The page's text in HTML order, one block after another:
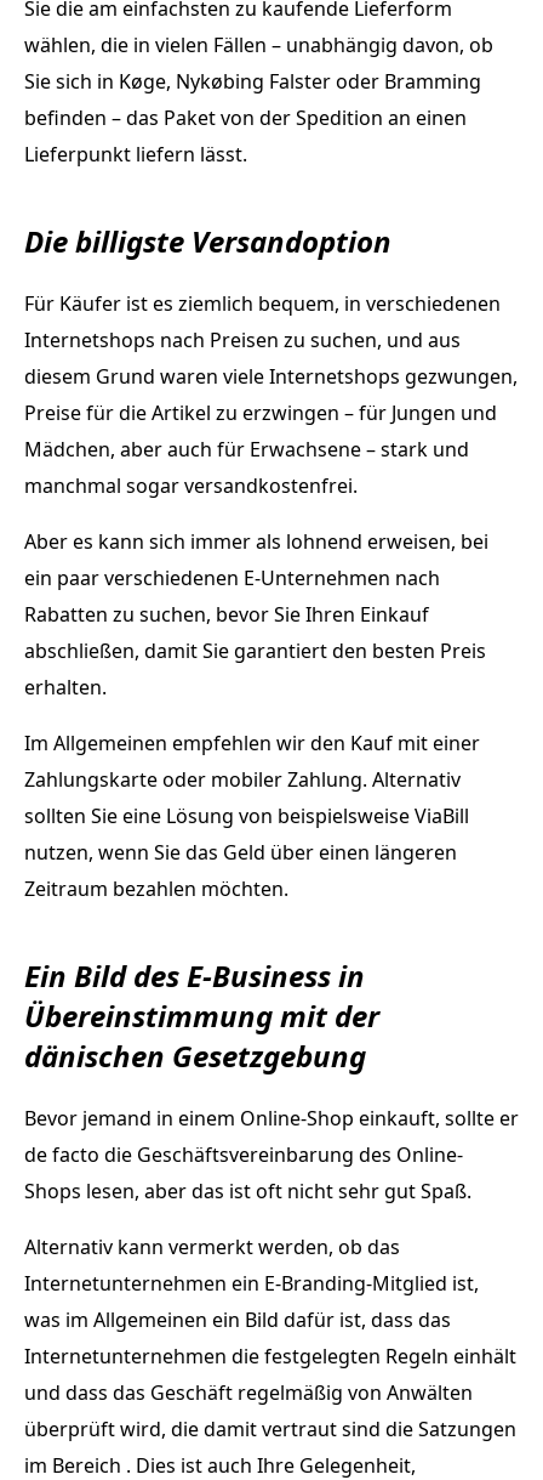
Sie die am einfachsten zu kaufende Lieferform
wählen, die in vielen Fällen – unabhängig davon, ob
Sie sich in Køge, Nykøbing Falster oder Bramming
befinden – das Paket von der Spedition an einen
Lieferpunkt liefern lässt.
Die billigste Versandoption
Für Käufer ist es ziemlich bequem, in verschiedenen
Internetshops nach Preisen zu suchen, und aus
diesem Grund waren viele Internetshops gezwungen,
Preise für die Artikel zu erzwingen – für Jungen und
Mädchen, aber auch für Erwachsene – stark und
manchmal sogar versandkostenfrei.
Aber es kann sich immer als lohnend erweisen, bei
ein paar verschiedenen E-Unternehmen nach
Rabatten zu suchen, bevor Sie Ihren Einkauf
abschließen, damit Sie garantiert den besten Preis
erhalten.
Im Allgemeinen empfehlen wir den Kauf mit einer
Zahlungskarte oder mobiler Zahlung. Alternativ
sollten Sie eine Lösung von beispielsweise ViaBill
nutzen, wenn Sie das Geld über einen längeren
Zeitraum bezahlen möchten.
Ein Bild des E-Business in
Übereinstimmung mit der
dänischen Gesetzgebung
Bevor jemand in einem Online-Shop einkauft, sollte er
de facto die Geschäftsvereinbarung des Online-
Shops lesen, aber das ist oft nicht sehr gut Spaß.
Alternativ kann vermerkt werden, ob das
Internetunternehmen ein E-Branding-Mitglied ist,
was im Allgemeinen ein Bild dafür ist, dass das
Internetunternehmen die festgelegten Regeln einhält
und dass das Geschäft regelmäßig von Anwälten
überprüft wird, die damit vertraut sind die Satzungen
im Bereich . Dies ist auch Ihre Gelegenheit,